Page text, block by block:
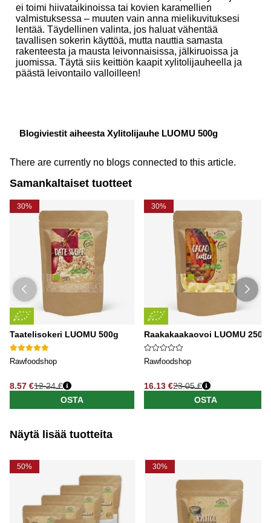
ei toimi hiivataikinoissa tai kovien karamellien
valmistuksessa – muuten vain anna mielikuvituksesi
lentää. Täydellinen valinta, jos haluat vähentää
tavallisen sokerin käyttöä, mutta nauttia samasta
rakenteesta ja mausta leivonnaisissa, jälkiruoissa ja
juomissa. Täytä siis keittiön kaapit xylitolijauheella ja
päästä leivontailo valloilleen!
Blogiviestit aiheesta Xylitolijauhe LUOMU 500g
There are currently no blogs connected to this article.
Samankaltaiset tuotteet
30%
Taatelisokeri LUOMU 500g
Rawfoodshop
8.57 €12.24 €
OSTA
30%
Raakakaakaovoi LUOMU 250g
Rawfoodshop
16.13 €23.05 €
OSTA
Näytä lisää tuotteita
50% 30%